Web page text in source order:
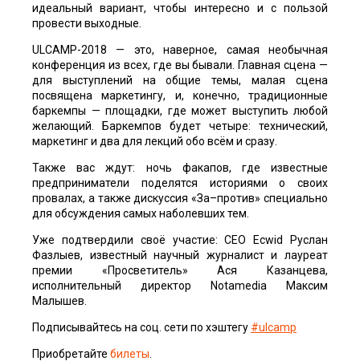
идеальный вариант, чтобы интересно и с пользой
провести выходные.
ULCAMP-2018 — это, наверное, самая необычная
конференция из всех, где вы бывали. Главная сцена —
для выступлений на общие темы, малая сцена
посвящена маркетингу, и, конечно, традиционные
баркемпы — площадки, где может выступить любой
желающий. Баркемпов будет четыре: технический,
маркетинг и два для лекций обо всём и сразу.
Также вас ждут: ночь факапов, где известные
предприниматели поделятся историями о своих
провалах, а также дискуссия «За–против» специально
для обсуждения самых наболевших тем.
Уже подтвердили своё участие: CEO Ecwid Руслан
Фазлыев, известный научный журналист и лауреат
премии «Просветитель» Ася Казанцева,
исполнительный директор Notamedia Максим
Малышев.
Подписывайтесь на соц. сети по хэштегу #ulcamp
Приобретайте билеты